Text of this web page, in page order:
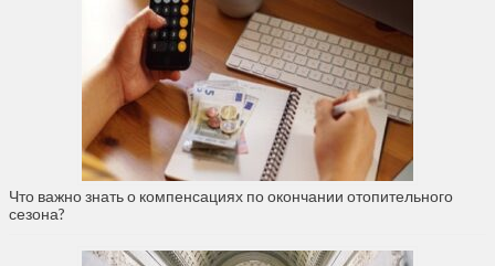
Что важно знать о компенсациях по окончании отопительного
сезона?